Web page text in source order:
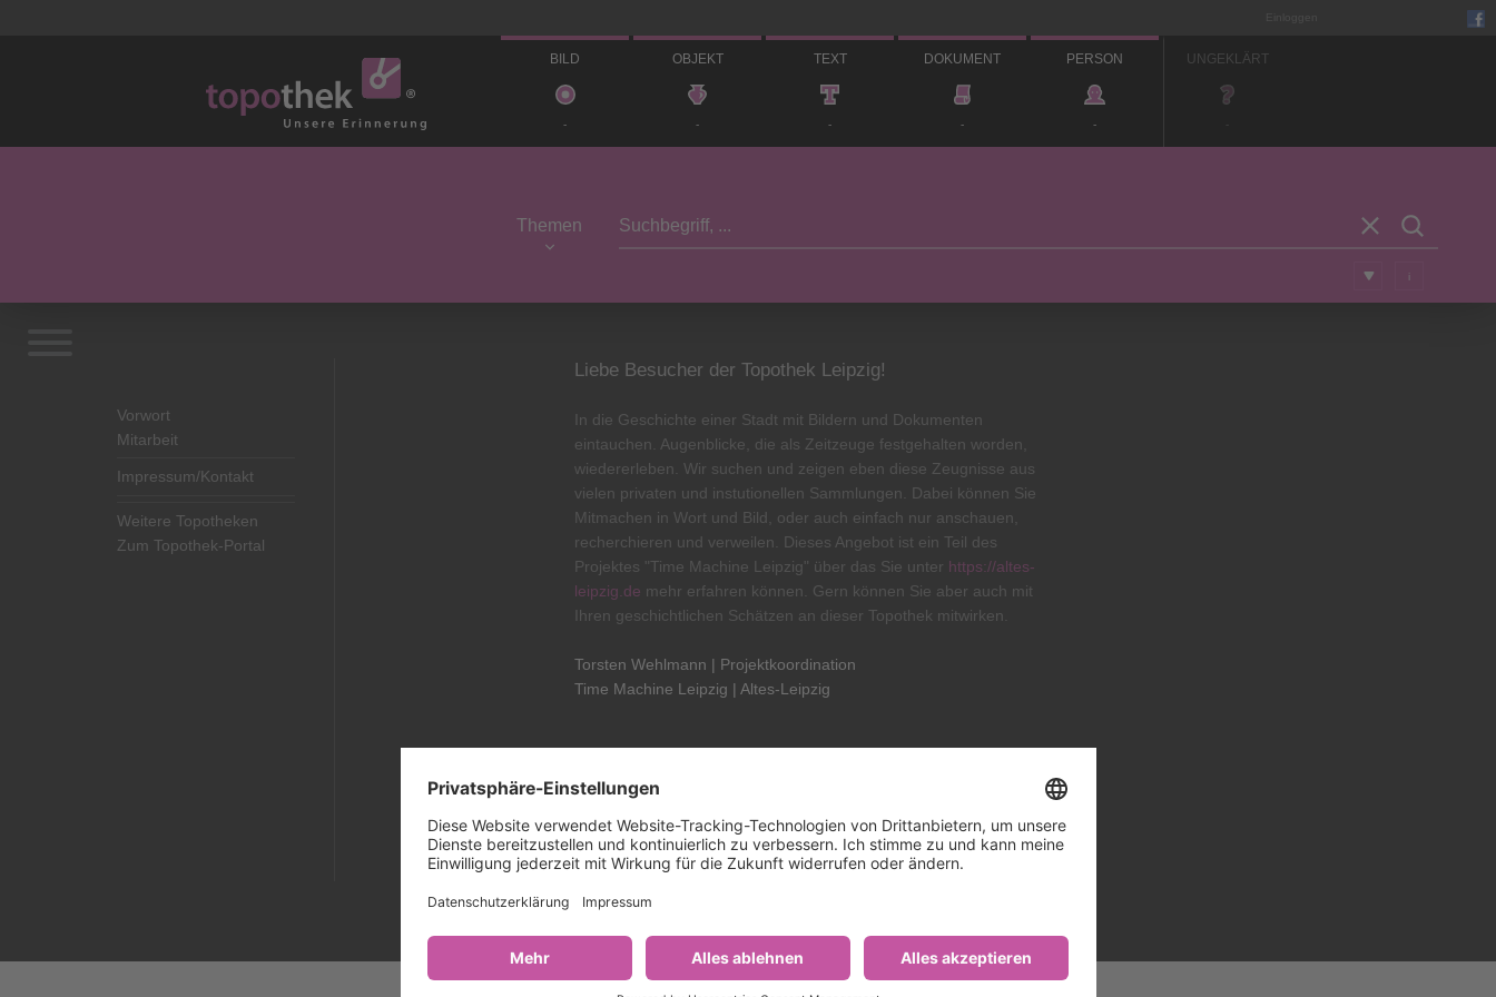
BILD
-
OBJEKT
-
TEXT
-
DOKUMENT
-
PERSON
-
UNGEKLÄRT
-
Themen
i
Vorwort
Mitarbeit
Impressum/Kontakt
Weitere Topotheken
Zum Topothek-Portal
Liebe Besucher der Topothek Leipzig!
In die Geschichte einer Stadt mit Bildern und Dokumenten
eintauchen. Augenblicke, die als Zeitzeuge festgehalten worden,
wiedererleben. Wir suchen und zeigen eben diese Zeugnisse aus
vielen privaten und instutionellen Sammlungen. Dabei können Sie
Mitmachen in Wort und Bild, oder auch einfach nur anschauen,
recherchieren und verweilen. Dieses Angebot ist ein Teil des
Projektes "Time Machine Leipzig" über das Sie unter https://altes-
leipzig.de mehr erfahren können. Gern können Sie aber auch mit
Ihren geschichtlichen Schätzen an dieser Topothek mitwirken.
Torsten Wehlmann | Projektkoordination
Time Machine Leipzig | Altes-Leipzig